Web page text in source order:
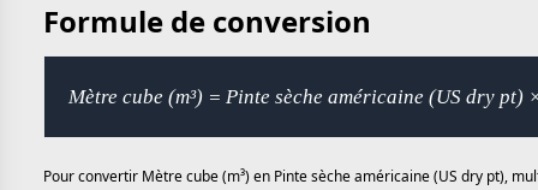
Formule de conversion
Mètre cube (m³) = Pinte sèche américaine (US dry pt)
Pour convertir Mètre cube (m³) en Pinte sèche américaine (US dry pt),